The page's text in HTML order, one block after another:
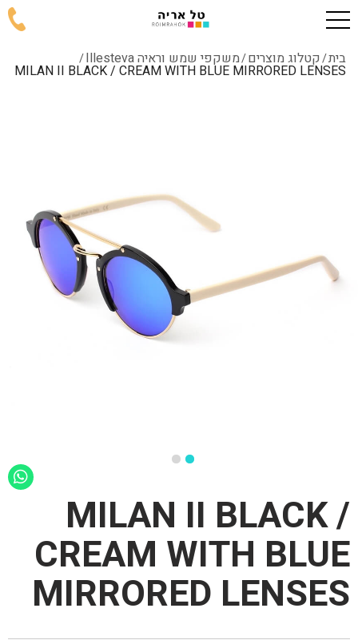
בית/קטלוג מוצרים/משקפי שמש וראיה Illesteva /
MILAN II BLACK / CREAM WITH BLUE MIRRORED LENSES
MILAN II BLACK /
CREAM WITH BLUE
MIRRORED LENSES